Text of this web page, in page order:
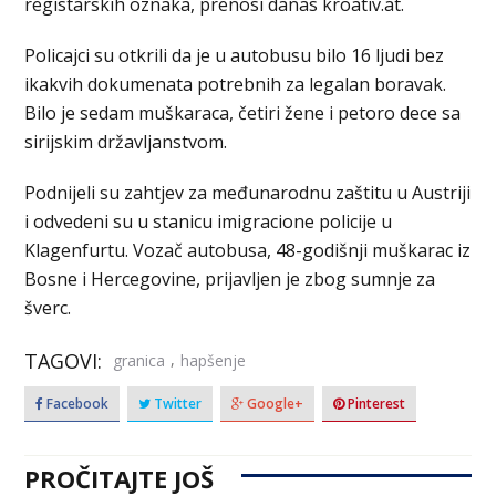
Policajci su otkrili da je u autobusu bilo 16 ljudi bez
ikakvih dokumenata potrebnih za legalan boravak.
Bilo je sedam muškaraca, četiri žene i petoro dece sa
sirijskim državljanstvom.
Podnijeli su zahtjev za međunarodnu zaštitu u Austriji
i odvedeni su u stanicu imigracione policije u
Klagenfurtu. Vozač autobusa, 48-godišnji muškarac iz
Bosne i Hercegovine, prijavljen je zbog sumnje za
šverc.
TAGOVI: granica , hapšenje
Facebook Twitter Google+ Pinterest
PROČITAJTE JOŠ